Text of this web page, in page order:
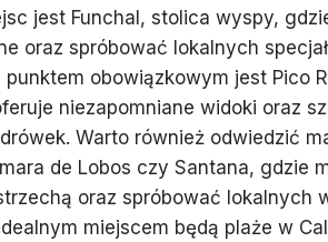
jest Funchal, stolica wyspy,
oraz spróbować lokalnych
obowiązkowym jest Pico
niezapomniane widoki oraz
Warto również odwiedzić
de Lobos czy Santana, gdzie
oraz spróbować lokalnych
miejscem będą plaże w